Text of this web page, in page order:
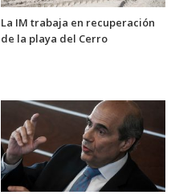
La IM trabaja en recuperación
de la playa del Cerro